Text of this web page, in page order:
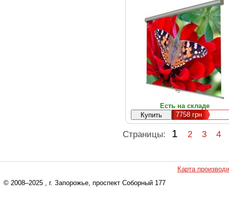
Есть на складе
7758 грн
Страницы: 1 2 3 4
Карта
© 2008–2025 , г. Запорожье, проспект Соборный 177